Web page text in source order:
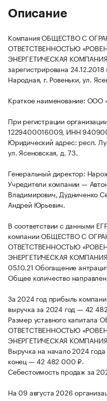
Описание
Компания ОБЩЕСТВО С
ОТВЕТСТВЕННОСТЬЮ
ЭНЕРГЕТИЧЕСКАЯ
зарегистрирована
Народная, г. Ровеньки, ул.
Краткое наименование: ООО
При регистрации
1229400016009, ИНН
Юридический адрес: респ.
ул. Ясеновская, д. 73.
Генеральный директор:
Учредители компании —
Владимирович, Дудниченко
Андрей Юрьевич.
В соответствии с данными
компании ОБЩЕСТВО С
ОТВЕТСТВЕННОСТЬЮ
ЭНЕРГЕТИЧЕСКАЯ
05.10.21 Обогащение
Общее количество
За 2024 год прибыль
выручка за 2024 год — 42
Размер уставного
ОТВЕТСТВЕННОСТЬЮ
ЭНЕРГЕТИЧЕСКАЯ
Выручка на начало 2024
конец — 42 482 000 ₽.
Себестоимость продаж за
На 09 августа 2026